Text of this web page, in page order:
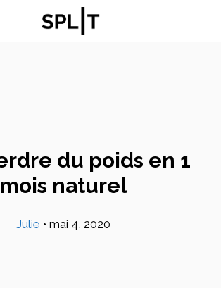
du poids en 1
mois naturel
Julie • mai 4, 2020